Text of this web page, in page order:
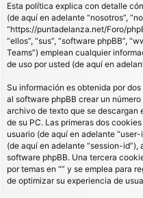
s
Esta política explica con detalle
(de aquí en adelante “nosotros”,
“https://puntadelanza.net/Foro/
“ellos”, “sus”, “software phpBB”,
Teams”) emplean cualquier
de uso por usted (de aquí en
Su información es obtenida por
al software phpBB crear un
archivo de texto que se descargan
de su PC. Las primeras dos
usuario (de aquí en adelante
(de aquí en adelante “session-
software phpBB. Una tercera
por temas en “” y se emplea para
de optimizar su experiencia de